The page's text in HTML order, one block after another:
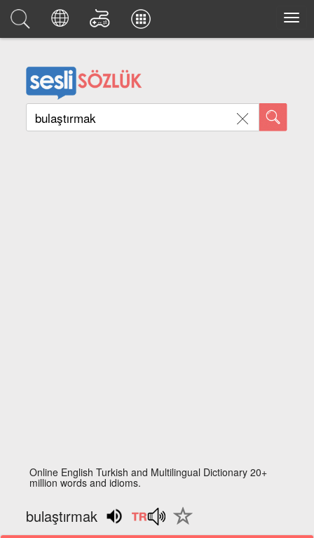
Online English Turkish and Multilingual Dictionary 20+
million words and idioms.
bulaştırmak